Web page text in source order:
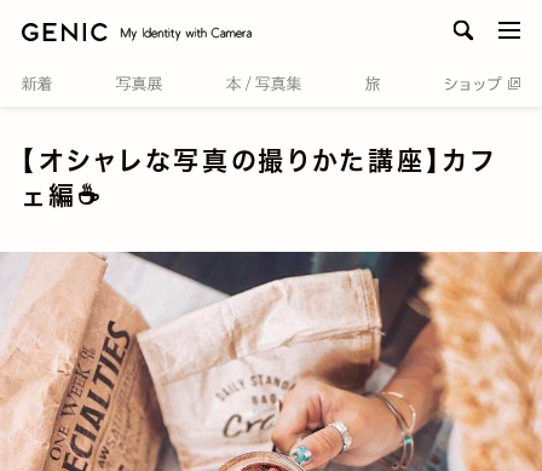
【オシャレな写真の撮りかた講座】カフ
ェ編☕